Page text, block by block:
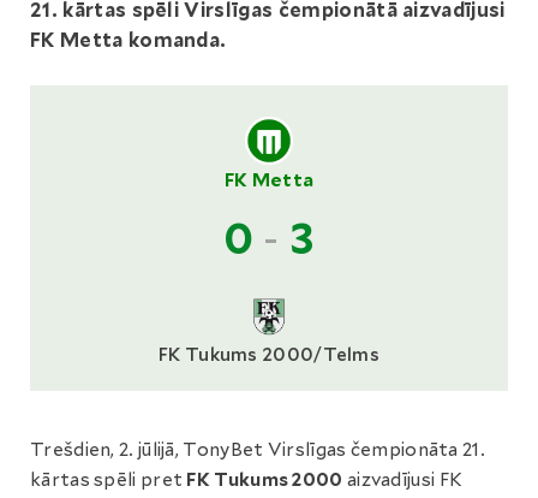
21. kārtas spēli Virslīgas čempionātā aizvadījusi
FK Metta komanda.
FK Metta
0 - 3
FK Tukums 2000/Telms
Trešdien, 2. jūlijā, TonyBet Virslīgas čempionāta 21.
kārtas spēli pret FK Tukums 2000 aizvadījusi FK